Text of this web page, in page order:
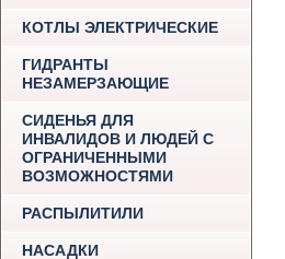
КОТЛЫ ЭЛЕКТРИЧЕСКИЕ
ГИДРАНТЫ
НЕЗАМЕРЗАЮЩИЕ
СИДЕНЬЯ ДЛЯ
ИНВАЛИДОВ И ЛЮДЕЙ С
ОГРАНИЧЕННЫМИ
ВОЗМОЖНОСТЯМИ
РАСПЫЛИТИЛИ
НАСАДКИ